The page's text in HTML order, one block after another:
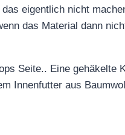
eigentlich nicht
das Material dann
Seite.. Eine gehäkelte
Innenfutter aus